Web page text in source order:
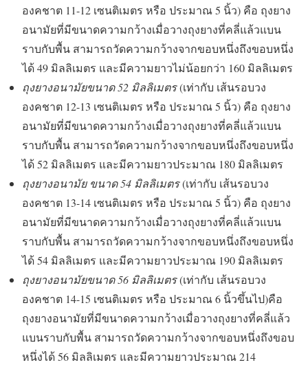
องคชาต 11-12 เซนติเมตร หรือ ประมาณ 5 นิ้ว) คือ ถุงยาง
อนามัยที่มีขนาดความกว้างเมื่อวางถุงยางที่คลี่แล้วแบน
ราบกับพื้น สามารถวัดความกว้างจากขอบหนึ่งถึงขอบหนึ่ง
ได้ 49 มิลลิเมตร และมีความยาวไม่น้อยกว่า 160 มิลลิเมตร
ถุงยางอนามัยขนาด 52 มิลลิเมตร(เท่ากับ เส้นรอบวง
องคชาต 12-13 เซนติเมตร หรือ ประมาณ 5 นิ้ว) คือ ถุงยาง
อนามัยที่มีขนาดความกว้างเมื่อวางถุงยางที่คลี่แล้วแบน
ราบกับพื้น สามารถวัดความกว้างจากขอบหนึ่งถึงขอบหนึ่ง
ได้ 52 มิลลิเมตร และมีความยาวประมาณ 180 มิลลิเมตร
ถุงยางอนามัย ขนาด 54 มิลลิเมตร(เท่ากับ เส้นรอบวง
องคชาต 13-14 เซนติเมตร หรือ ประมาณ 5 นิ้ว) คือ ถุงยาง
อนามัยที่มีขนาดความกว้างเมื่อวางถุงยางที่คลี่แล้วแบน
ราบกับพื้น สามารถวัดความกว้างจากขอบหนึ่งถึงขอบหนึ่ง
ได้ 54 มิลลิเมตร และมีความยาวประมาณ 190 มิลลิเมตร
ถุงยางอนามัยขนาด 56 มิลลิเมตร(เท่ากับ เส้นรอบวง
องคชาต 14-15 เซนติเมตร หรือ ประมาณ 6 นิ้วขึ้นไป)คือ
ถุงยางอนามัยที่มีขนาดความกว้างเมื่อวางถุงยางที่คลี่แล้ว
แบนราบกับพื้น สามารถวัดความกว้างจากขอบหนึ่งถึงขอบ
หนึ่งได้ 56 มิลลิเมตร และมีความยาวประมาณ 214